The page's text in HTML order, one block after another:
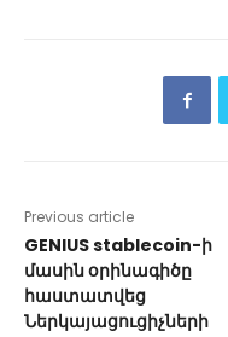
Previous article
GENIUS stablecoin-ի
մասին օրինագիծը
հաստատվեց
Ներկայացուցիչների